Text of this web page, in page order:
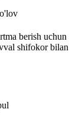
berish
shifokor bilan